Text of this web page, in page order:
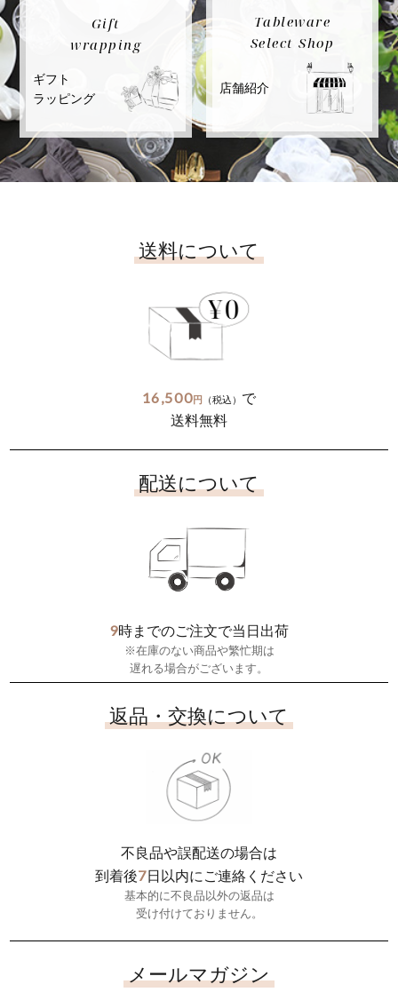
Gift
wrapping
ギフト
ラッピング
Tableware
Select Shop
店舗紹介
送料について
16,500円 （税込） で
送料無料
配送について
9時までのご注文で当日出荷
※在庫のない商品や繁忙期は
遅れる場合がございます。
返品・交換について
不良品や誤配送の場合は
到着後7日以内にご連絡ください
基本的に不良品以外の返品は
受け付けておりません。
メールマガジン